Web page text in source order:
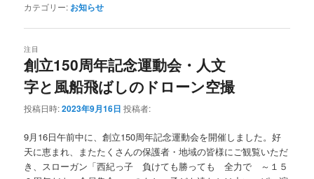
カテゴリー: お知らせ
創立150周年記念運動会・人文
字と風船飛ばしのドローン空撮
注目
投稿日時:2023年9月16日 投稿者:
9月16日午前中に、創立150周年記念運動会を開催しました。好
天に恵まれ、またたくさんの保護者・地域の皆様にご観覧いただ
き、スローガン「西紀っ子 負けても勝っても 全力で ～１５